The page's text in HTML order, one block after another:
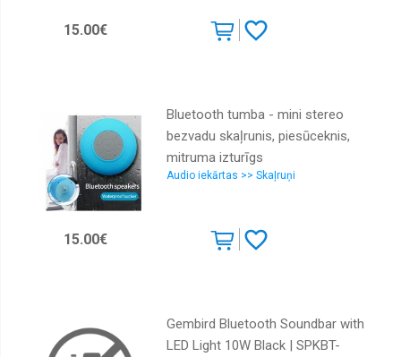
15.00€
Bluetooth tumba - mini stereo
bezvadu skaļrunis, piesūceknis,
mitruma izturīgs
Audio iekārtas >> Skaļruņi
15.00€
Gembird Bluetooth Soundbar with
LED Light 10W Black | SPKBT-